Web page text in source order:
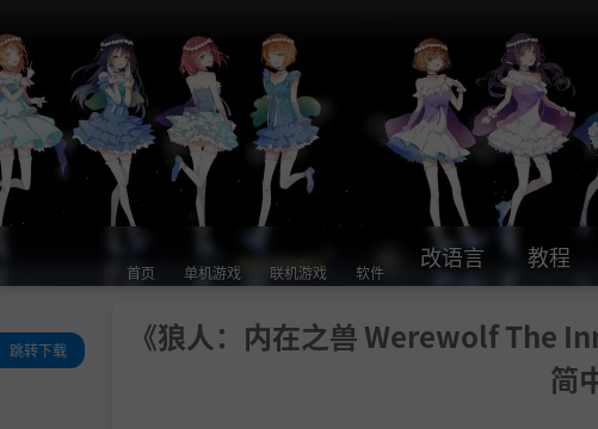
首页 单机游戏 联机游戏 软件
改语言 教程
《狼人：内在之兽 Werewolf The
简
跳转下载